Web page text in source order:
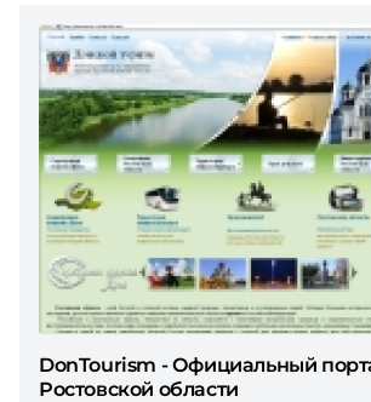
DonTourism - Официальный
Ростовской области